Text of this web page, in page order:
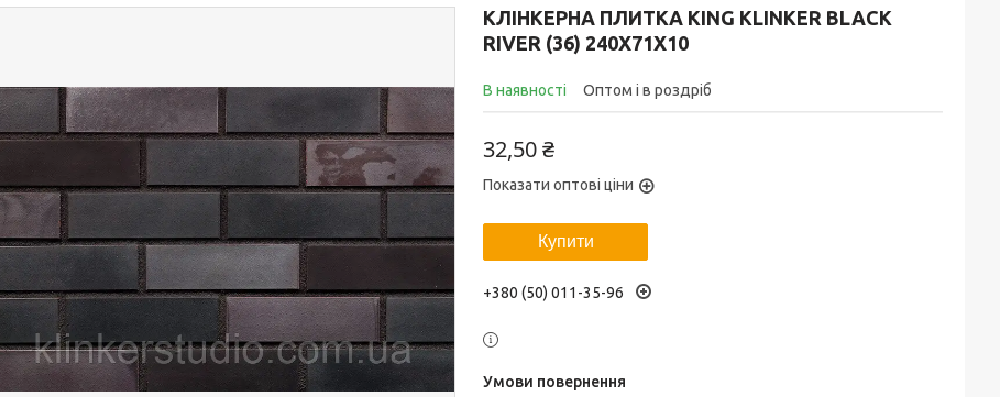
КЛІНКЕРНА ПЛИТКА KING KLINKER BLACK
RIVER (36) 240X71X10
В наявності Оптом і в роздріб
32,50 ₴
Показати оптові ціни
Купити
+380 (50) 011-35-96